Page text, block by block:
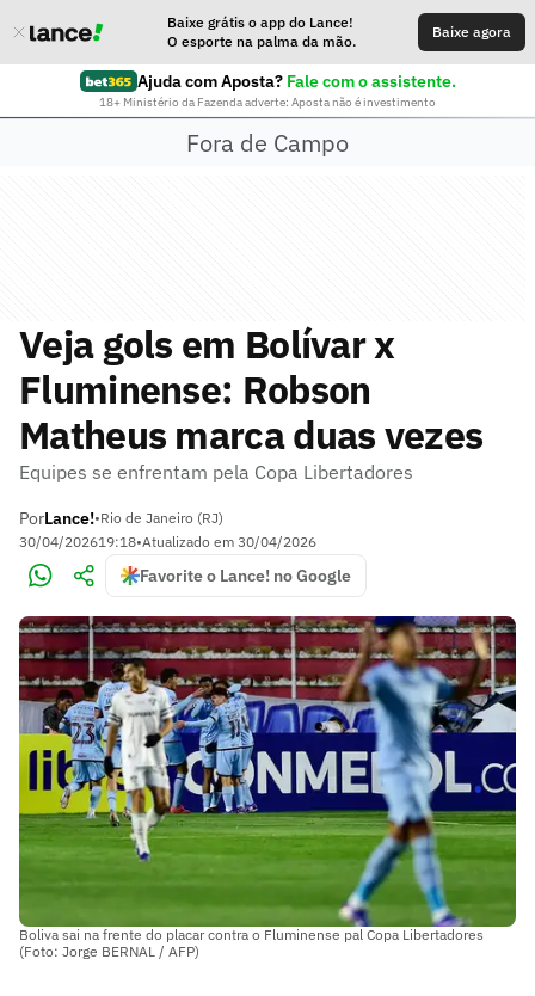
Baixe grátis o app do Lance!
O esporte na palma da mão.
Baixe agora
Ajuda com Aposta? Fale com o assistente.
18+ Ministério da Fazenda adverte: Aposta não é investimento
Fora de Campo
Veja gols em Bolívar x
Fluminense: Robson
Matheus marca duas vezes
Equipes se enfrentam pela Copa Libertadores
PorLance!•Rio de Janeiro (RJ)
30/04/202619:18•Atualizado em 30/04/2026
Favorite o Lance! no Google
Boliva sai na frente do placar contra o Fluminense pal Copa Libertadores
(Foto: Jorge BERNAL / AFP)